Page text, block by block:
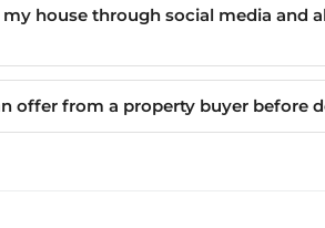
my house through social media and
offer from a property buyer before